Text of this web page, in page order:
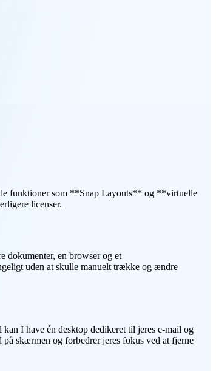
funktioner som **Snap Layouts** og **virtuelle
licenser.
dokumenter, en browser og et
uden at skulle manuelt trække og ændre
I have én desktop dedikeret til jeres e-mail og
skærmen og forbedrer jeres fokus ved at fjerne